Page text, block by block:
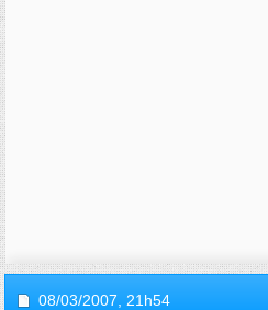
08/03/2007, 21h54